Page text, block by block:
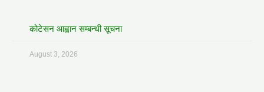
कोटेसन आह्वान सम्बन्धी सूचना
August 3, 2026